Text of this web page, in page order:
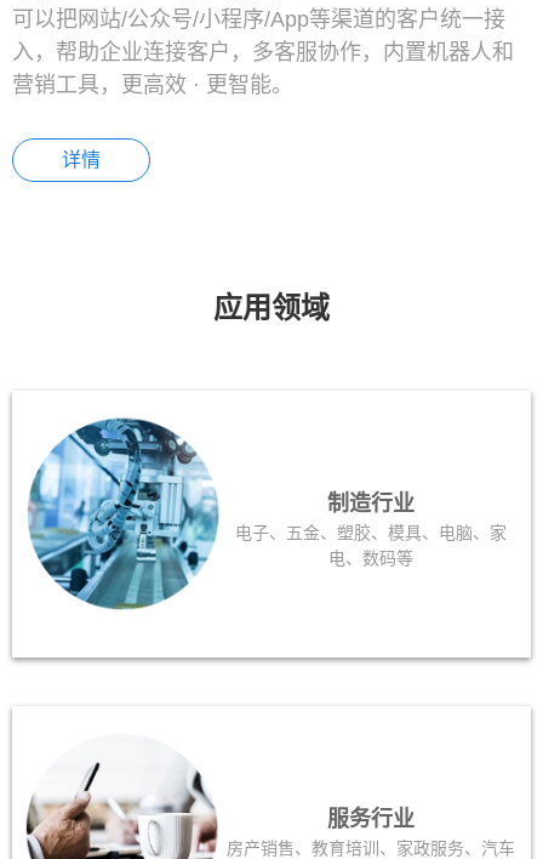
可以把网站/公众号/小程序/App等渠道的客户统一接
入，帮助企业连接客户，多客服协作，内置机器人和
营销工具，更高效 · 更智能。
详情
应用领域
制造行业
电子、五金、塑胶、模具、电脑、家
电、数码等
服务行业
房产销售、教育培训、家政服务、汽车